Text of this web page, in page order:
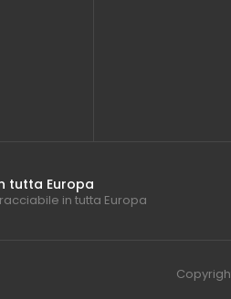
tutta Europa
in tutta Europa